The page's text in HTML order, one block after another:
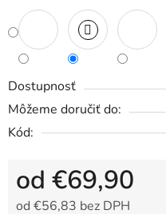
Dostupnosť
Môžeme doručiť do:
Kód:
od €69,90
od €56,83 bez DPH